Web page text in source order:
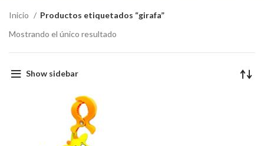
Inicio
Productos etiquetados “girafa”
Mostrando el único resultado
Show sidebar